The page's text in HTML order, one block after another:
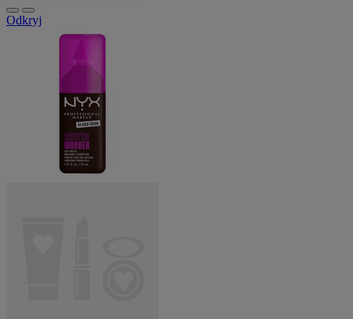
Odkryj